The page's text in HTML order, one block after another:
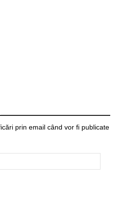
prin email când vor fi publicate